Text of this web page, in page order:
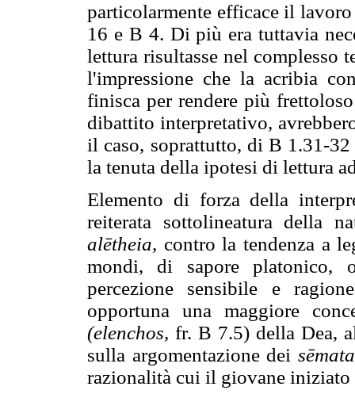
particolarmente efficace il
16 e B 4. Di più era tuttavia
lettura risultasse nel complesso
l'impressione che la acribia
finisca per rendere più
dibattito interpretativo,
il caso, soprattutto, di B 1.31-
la tenuta della ipotesi di lettura
Elemento di forza della
reiterata sottolineatura della
alētheia, contro la tendenza a
mondi, di sapore platonico,
percezione sensibile e
opportuna una maggiore
(elenchos, fr. B 7.5) della Dea,
sulla argomentazione dei sēmata
razionalità cui il giovane iniziato